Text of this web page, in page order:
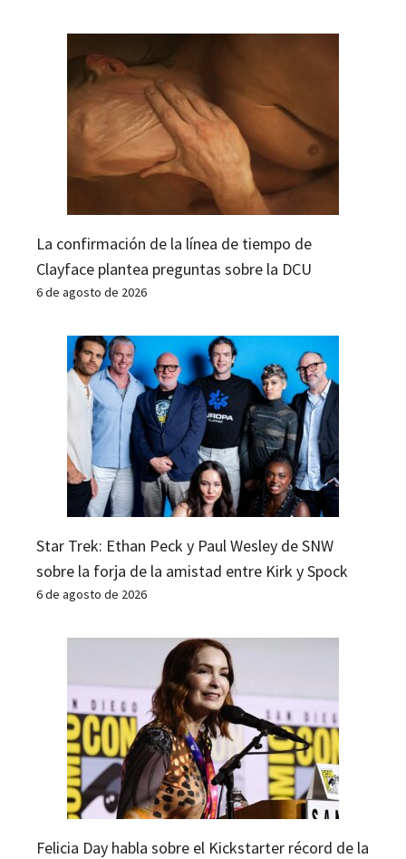
La confirmación de la línea de tiempo de
Clayface plantea preguntas sobre la DCU
6 de agosto de 2026
Star Trek: Ethan Peck y Paul Wesley de SNW
sobre la forja de la amistad entre Kirk y Spock
6 de agosto de 2026
Felicia Day habla sobre el Kickstarter récord de la